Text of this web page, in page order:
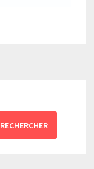
RECHERCHER